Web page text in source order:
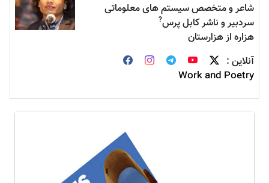
شاعر و متخصص سیستم های معلوماتی
سردبیر و ناشر کابل پرس?
هزاره از هزارستان
آنلاین :
Work and Poetry